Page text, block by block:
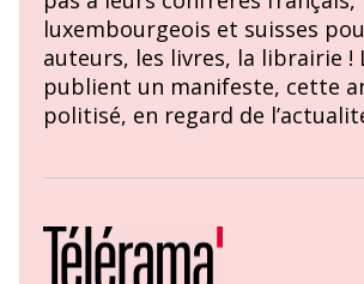
luxembourgeois et suisses
auteurs, les livres, la librairie !
publient un manifeste, cette
politisé, en regard de